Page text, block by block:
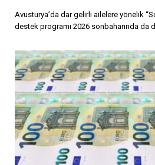
Avusturya’da dar gelirli ailelere yönelik
destek programı 2026 sonbaharında da